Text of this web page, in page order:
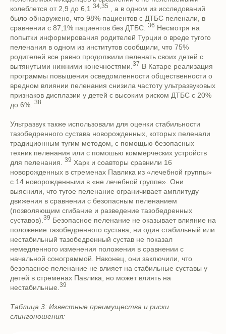
колеблется от 2,9 до 6,1 34,35 , а в одном из исследований
было обнаружено, что 98% пациентов с ДТБС пеленали, в
сравнении с 87,1% пациентов без ДТБС. 36 Несмотря на
попытки информирования родителей Турции о вреде тугого
пеленания в одном из институтов сообщили, что 75%
родителей все равно продолжили пеленать своих детей с
вытянутыми нижними конечностями.37 В Катаре реализация
программы повышения осведомленности общественности о
вредном влиянии пеленания снизила частоту ультразвуковых
признаков дисплазии у детей с высоким риском ДТБС с 20%
до 6%. 38
Ультразвук также использовали для оценки стабильности
тазобедренного сустава новорожденных, которых пеленали
традиционным тугим методом, с помощью безопасных
техник пеленания или с помошью коммерческих устройств
для пеленания. 39 Харк и соавторы сравнили 16
новорожденных в стременах Павлика из «лечебной группы»
с 14 новорожденными в «не лечебной группе». Они
выяснили, что тугое пеленание ограничивает амплитуду
движения в сравнении с безопасным пеленанием
(позволяющим сгибание и разведение тазобедренных
суставов).39 Безопасное пеленание не оказывает влияние на
положение тазобедренного сустава; ни один стабильный или
нестабильный тазобедренный сустав не показал
немедленного изменения положения в сравнении с
начальной сонограммой. Наконец, они заключили, что
безопасное пеленание не влияет на стабильные суставы у
детей в стременах Павлика, но может влиять на
нестабильные.39
Таблица 3: Известные преимущества и риски
слингоношения: